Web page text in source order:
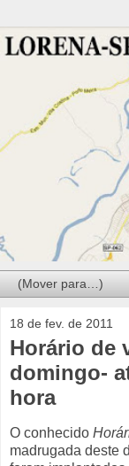
18 de fev. de 2011
Horário de
domingo-
hora
O conhecido
madrugada deste